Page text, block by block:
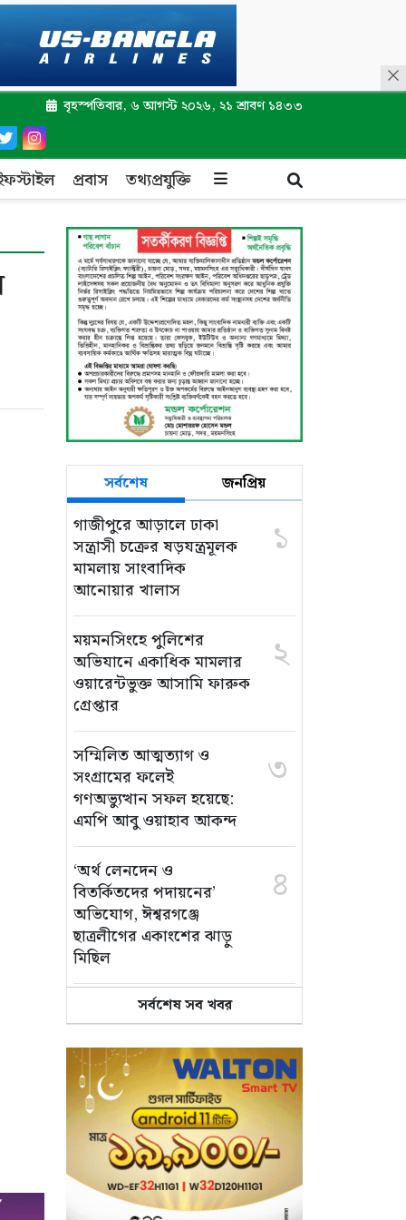
বৃহস্পতিবার, ৬ আগস্ট ২০২৬, ২১ শ্রাবণ ১৪৩৩
প্রবাস তথ্যপ্রযুক্তি
সর্বশেষ জনপ্রিয়
গাজীপুরে আড়ালে ঢাকা
সন্ত্রাসী চক্রের ষড়যন্ত্রমূলক
মামলায় সাংবাদিক
আনোয়ার খালাস
১
ময়মনসিংহে পুলিশের
অভিযানে একাধিক মামলার
ওয়ারেন্টভুক্ত আসামি ফারুক
গ্রেপ্তার
২
সম্মিলিত আত্মত্যাগ ও
সংগ্রামের ফলেই
গণঅভ্যুত্থান সফল হয়েছে:
এমপি আবু ওয়াহাব আকন্দ
৩
‘অর্থ লেনদেন ও
বিতর্কিতদের পদায়নের’
অভিযোগ, ঈশ্বরগঞ্জে
ছাত্রলীগের একাংশের ঝাড়ু
মিছিল
৪
মানসম্মত শিক্ষা নিশ্চিতে
শ্যামপুরে তৎপর শিক্ষা
অফিসার শাপলা খানম
৫
তাৎক্ষণিক খাদ্য পরীক্ষা
নিশ্চিত করবে ভ্রাম্যমাণ
পরীক্ষাগার: এস এম হুমায়ূন
৬
সর্বশেষ সব খবর